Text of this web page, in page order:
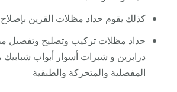
كذلك يقوم حداد مظلات القرين
حداد مظلات تركيب وتصليح وتفصيل
درابزين و شبرات أسوار أبواب شبابيك
المفصلية والمتحركة والطبقية